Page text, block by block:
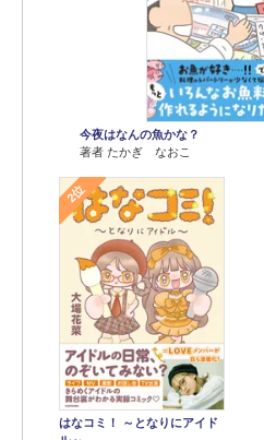
今夜はなんの魚かな？
著者 たかぎ なおこ
2位
はなコミ！ ～となりにアイド